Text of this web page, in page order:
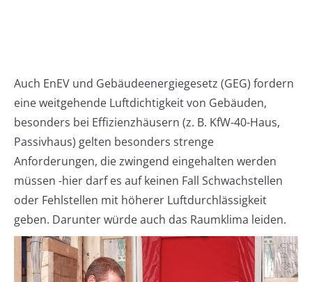
Auch EnEV und Gebäudeenergiegesetz (GEG) fordern
eine weitgehende Luftdichtigkeit von Gebäuden,
besonders bei Effizienzhäusern (z. B. KfW-40-Haus,
Passivhaus) gelten besonders strenge
Anforderungen, die zwingend eingehalten werden
müssen -hier darf es auf keinen Fall Schwachstellen
oder Fehlstellen mit höherer Luftdurchlässigkeit
geben. Darunter würde auch das Raumklima leiden.